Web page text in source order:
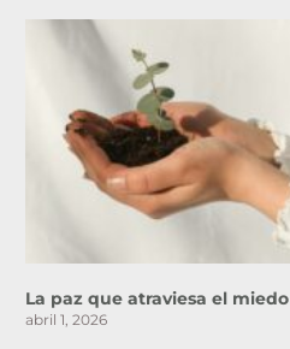
La paz que atraviesa el miedo
abril 1, 2026